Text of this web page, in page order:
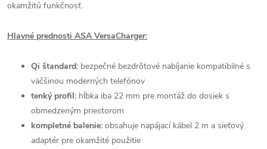
okamžitú funkčnosť.
Hlavné prednosti ASA VersaCharger:
Qi štandard: bezpečné bezdrôtové nabíjanie kompatibilné s
väčšinou moderných telefónov
tenký profil: hĺbka iba 22 mm pre montáž do dosiek s
obmedzeným priestorom
kompletné balenie: obsahuje napájací kábel 2 m a sieťový
adaptér pre okamžité použitie